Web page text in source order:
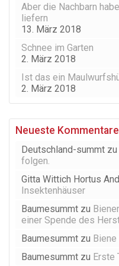
Aber die Nachbarn
liefern
13. März 2018
Schnee im Garten
2. März 2018
Ist das ein
2. März 2018
Neueste Kommentare
Deutschland-summt zu
folgen.
Gitta Wittich Hortus
Insektenhäuser
Baumesummt zu
einer Spende des
Baumesummt zu
Baumesummt zu Erste